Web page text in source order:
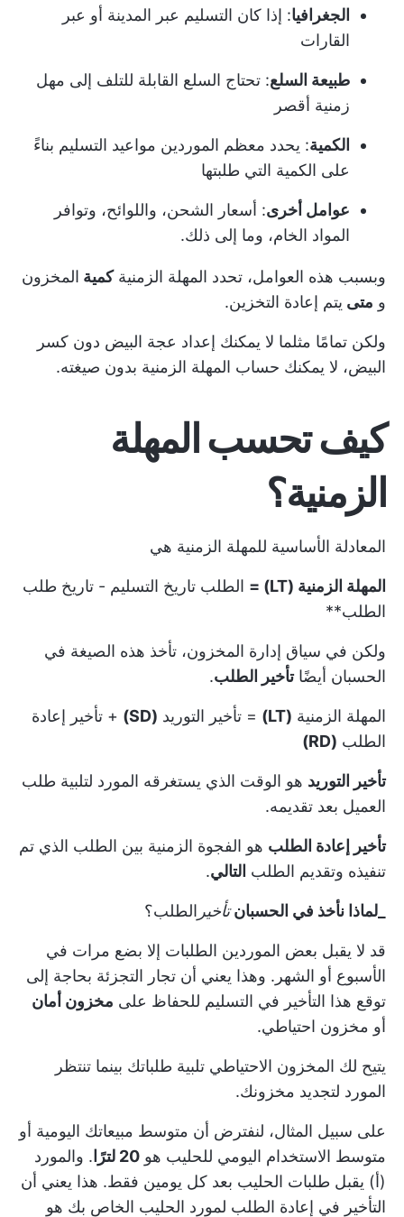
الجغرافيا: إذا كان التسليم عبر المدينة أو عبر
القارات
طبيعة السلع: تحتاج السلع القابلة للتلف إلى مهل
زمنية أقصر
الكمية: يحدد معظم الموردين مواعيد التسليم بناءً
على الكمية التي طلبتها
عوامل أخرى: أسعار الشحن، واللوائح، وتوافر
المواد الخام، وما إلى ذلك.
وبسبب هذه العوامل، تحدد المهلة الزمنيةكمية المخزون
و متى يتم إعادة التخزين.
ولكن تمامًا مثلما لا يمكنك إعداد عجة البيض دون كسر
البيض، لا يمكنك حساب المهلة الزمنية بدون صيغته.
كيف تحسب المهلة
الزمنية؟
المعادلة الأساسية للمهلة الزمنية هي
المهلة الزمنية (LT) = الطلب تاريخ التسليم - تاريخ طلب
الطلب**
ولكن في سياق إدارة المخزون، تأخذ هذه الصيغة في
الحسبان أيضًاتأخير الطلب.
المهلة الزمنية (LT) = تأخير التوريد (SD)
+ تأخير إعادة
الطلب (RD)
تأخير التوريد هو الوقت الذي يستغرقه المورد لتلبية طلب
العميل بعد تقديمه.
تأخير إعادة الطلب هو الفجوة الزمنية بين الطلب الذي تم
تنفيذه وتقديم الطلب التالي.
_لماذا نأخذ في الحسبانتأخير الطلب؟
قد لا يقبل بعض الموردين الطلبات إلا بضع مرات في
الأسبوع أو الشهر. وهذا يعني أن تجار التجزئة بحاجة إلى
توقع هذا التأخير في التسليم للحفاظ على مخزون أمان
أو مخزون احتياطي.
يتيح لك المخزون الاحتياطي تلبية طلباتك بينما تنتظر
المورد لتجديد مخزونك.
على سبيل المثال، لنفترض أن متوسط مبيعاتك اليومية أو
متوسط الاستخدام اليومي للحليب هو 20 لترًا
. والمورد
(أ) يقبل طلبات الحليب بعد كل يومين فقط. هذا يعني أن
التأخير في إعادة الطلب لمورد الحليب الخاص بك هو